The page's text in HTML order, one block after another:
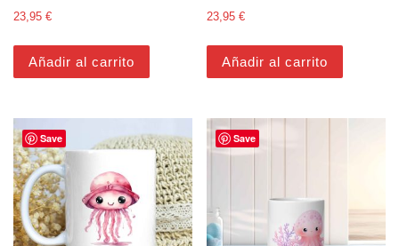
23,95 €
Añadir al carrito
23,95€
Añadir al carrito
Save Save